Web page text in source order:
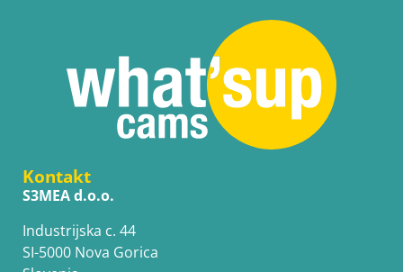
Kontakt
S3MEA d.o.o.
Industrijska c. 44
SI-5000 Nova Gorica